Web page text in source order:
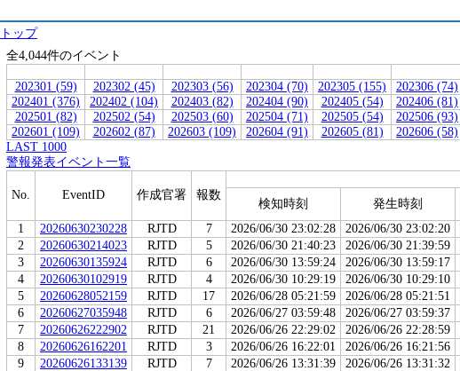
トップ
全4,044件のイベント
202301 (59)
202302 (45) 202303 (56) 202304 (70) 202305 (155) 202306 (74)
202401 (376)
202402 (104) 202403 (82) 202404 (90) 202405 (54) 202406 (81)
202501 (82)
202502 (54) 202503 (60) 202504 (71) 202505 (54) 202506 (93)
202601 (109)
202602 (87) 202603 (109) 202604 (91) 202605 (81) 202606 (58)
LAST 1000
警報発表イベント一覧
No. EventID 作成官署 報数
検知時刻
発生時刻
1
20260630230228 RJTD 7 2026/06/30 23:02:28 2026/06/30 23:02:20
2
20260630214023 RJTD 5 2026/06/30 21:40:23 2026/06/30 21:39:59
3
20260630135924 RJTD 6 2026/06/30 13:59:24 2026/06/30 13:59:17
4
20260630102919 RJTD 4 2026/06/30 10:29:19 2026/06/30 10:29:10
5
20260628052159 RJTD 17 2026/06/28 05:21:59 2026/06/28 05:21:51
6
20260627035948 RJTD 6 2026/06/27 03:59:48 2026/06/27 03:59:37
7
20260626222902 RJTD 21 2026/06/26 22:29:02 2026/06/26 22:28:59
8
20260626162201 RJTD 3 2026/06/26 16:22:01 2026/06/26 16:21:56
9
20260626133139 RJTD 7 2026/06/26 13:31:39 2026/06/26 13:31:32